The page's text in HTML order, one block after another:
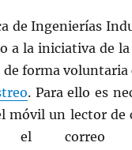
de Ingenierías
a la iniciativa de la
de forma voluntaria
. Para ello es
móvil un lector de
el correo